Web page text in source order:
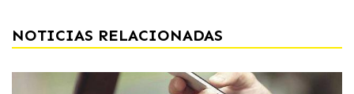
NOTICIAS RELACIONADAS